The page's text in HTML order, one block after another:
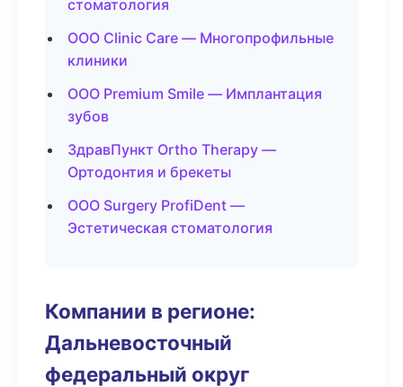
стоматология
ООО Clinic Care — Многопрофильные
клиники
ООО Premium Smile — Имплантация
зубов
ЗдравПункт Ortho Therapy —
Ортодонтия и брекеты
ООО Surgery ProfiDent —
Эстетическая стоматология
Компании в регионе:
Дальневосточный
федеральный округ